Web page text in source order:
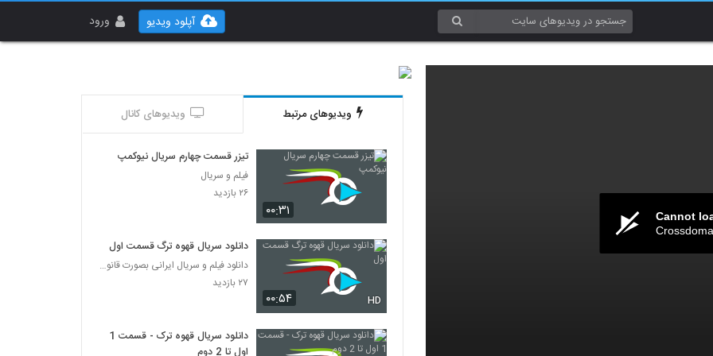
ورود آپلود ویدیو
Cannot
ویدیوهای مرتبط ویدیوهای کانال
۰۰:۳۱
تیزر قسمت چهارم سریال نیوکمپ
فیلم و سریال
۲۶ بازدید
۰۰:۵۴ HD
دانلود سریال قهوه ترگ قسمت اول
دانلود فیلم و سریال ایرانی بصورت قانونی
۲۷ بازدید
دانلود سریال قهوه ترک - قسمت 1
اول تا 2 دوم